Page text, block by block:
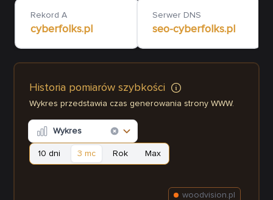
Rekord A
cyberfolks.pl
Serwer DNS
seo-cyberfolks.pl
Historia pomiarów szybkości
Wykres przedstawia czas generowania strony WWW.
Wykres
10 dni 3 mc Rok Max
woodvision.pl